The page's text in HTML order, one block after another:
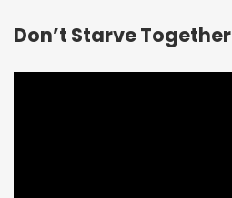
Don’t Starve Together